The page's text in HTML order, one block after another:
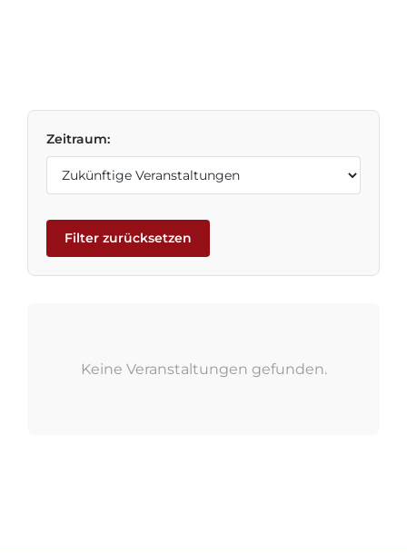
Zeitraum:
Filter zurücksetzen
Keine Veranstaltungen gefunden.